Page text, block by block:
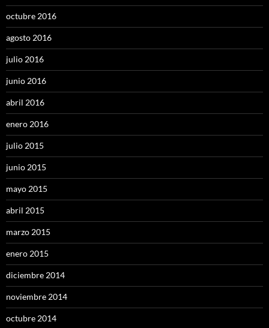
octubre 2016
agosto 2016
julio 2016
junio 2016
abril 2016
enero 2016
julio 2015
junio 2015
mayo 2015
abril 2015
marzo 2015
enero 2015
diciembre 2014
noviembre 2014
octubre 2014